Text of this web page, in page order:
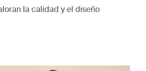
la calidad y el diseño